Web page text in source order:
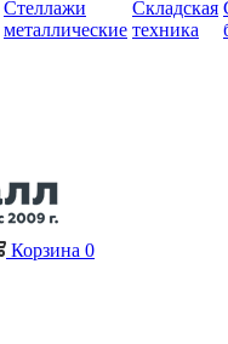
Стеллажи
металлические
Складская
техника
Корзина 0